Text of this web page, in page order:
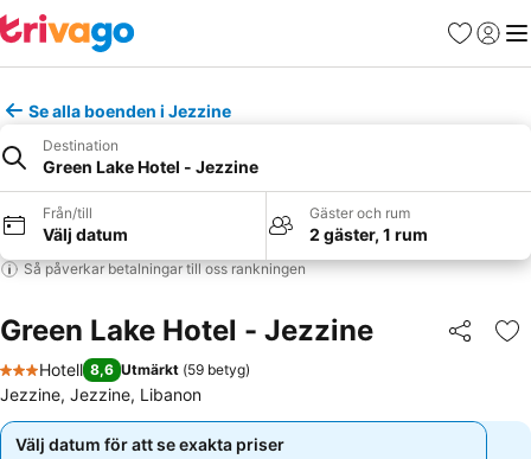
Favoriter
Logga
Se alla boenden i Jezzine
Destination
Green Lake Hotel - Jezzine
Från/till
Välj datum
Gäster och rum
2 gäster, 1 rum
Så påverkar betalningar till oss rankningen
Green Lake Hotel - Jezzine Dela
3 Stjärnor
Hotell 8,6 Utmärkt (59 betyg)
Jezzine, Jezzine, Libanon
Välj datum för att se exakta priser
Välj datum för att se exakta priser